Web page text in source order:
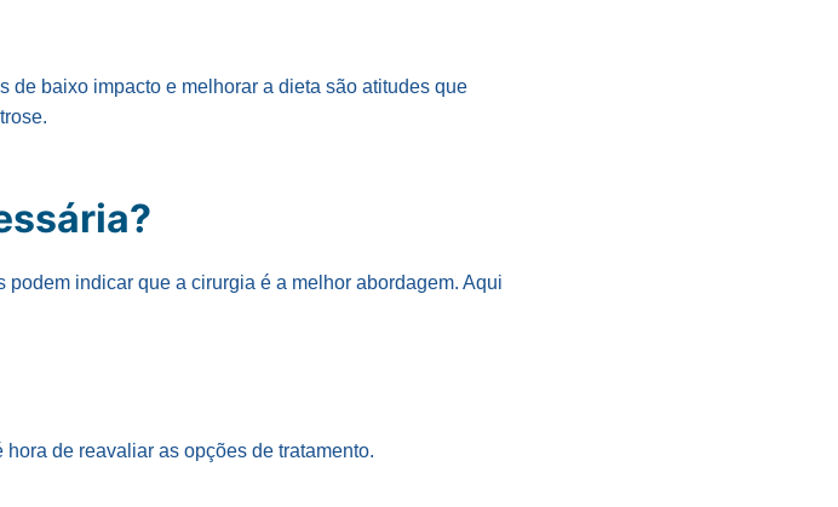
de baixo impacto e melhorar a dieta são atitudes que
indicar que a cirurgia é a melhor abordagem. Aqui
de reavaliar as opções de tratamento.